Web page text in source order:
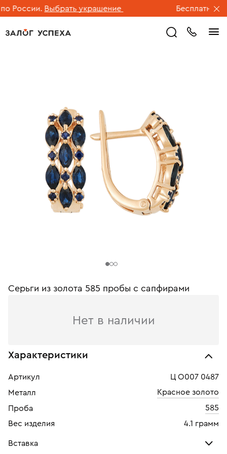
России. Выбрать украшение Бесплатная
Серьги из золота 585 пробы c сапфирами
Нет в наличии
Характеристики
Артикул
Ц О007 0487
Металл
Красное золото
Проба
585
Вес изделия
4.1 грамм
Вставка